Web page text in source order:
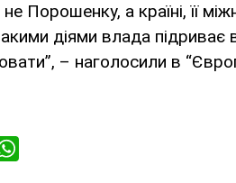
Порошенку, а країні, її
діями влада підриває
– наголосили в